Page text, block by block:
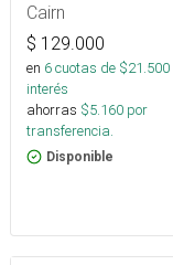
Cairn
$ 129.000
en 6cuotas de $21.500
interés
ahorras $5.160 por
transferencia.
Disponible